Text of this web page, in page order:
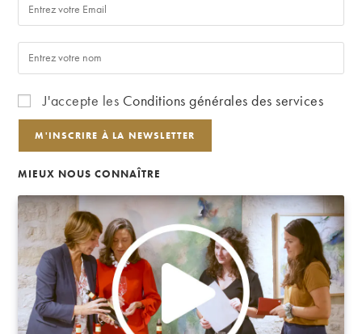
J'accepte les Conditions générales des services
MIEUX NOUS CONNAÎTRE